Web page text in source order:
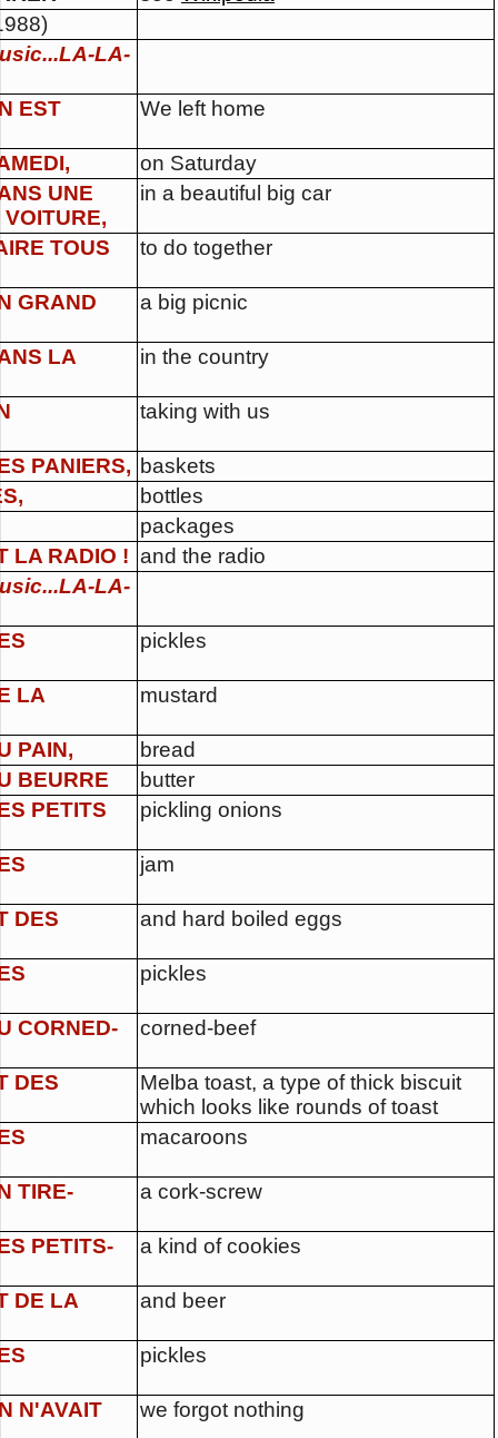
LA-
EST We left home
on Saturday
UNE
in a beautiful big car
TOUS to do together
GRAND a big picnic
LA in the country
taking with us
PANIERS, baskets
bottles
packages
LA RADIO ! and the radio
LA-
pickles
LA mustard
PAIN,
bread
BEURRE
butter
PETITS
pickling onions
jam
DES and hard boiled eggs
pickles
CORNED- corned-beef
DES
Melba toast, a type of thick biscuit
which looks like rounds of toast
macaroons
TIRE- a cork-screw
PETITS- a kind of cookies
DE LA and beer
pickles
N'AVAIT we forgot nothing